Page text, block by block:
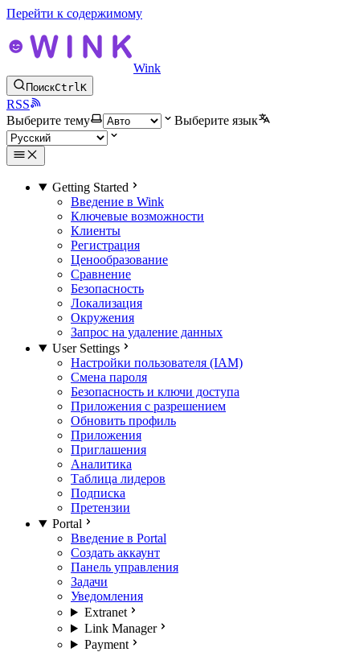
Перейти к содержимому
Wink
ПоискCtrlK
RSS
Выберите тему
Выберите язык
Getting Started
Введение в Wink
Ключевые возможности
Клиенты
Регистрация
Ценообразование
Сравнение
Безопасность
Локализация
Окружения
Запрос на удаление данных
User Settings
Настройки пользователя (IAM)
Смена пароля
Безопасность и ключи доступа
Приложения с разрешением
Обновить профиль
Приложения
Приглашения
Аналитика
Таблица лидеров
Подписка
Претензии
Portal
Введение в Portal
Создать аккаунт
Панель управления
Задачи
Уведомления
Extranet
Link Manager
Payment